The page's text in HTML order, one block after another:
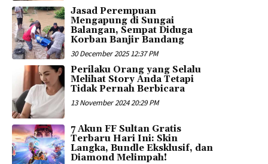
Jasad Perempuan
Mengapung di Sungai
Balangan, Sempat Diduga
Korban Banjir Bandang
30 December 2025 12:37 PM
Perilaku Orang yang Selalu
Melihat Story Anda Tetapi
Tidak Pernah Berbicara
13 November 2024 20:29 PM
7 Akun FF Sultan Gratis
Terbaru Hari Ini: Skin
Langka, Bundle Eksklusif, dan
Diamond Melimpah!